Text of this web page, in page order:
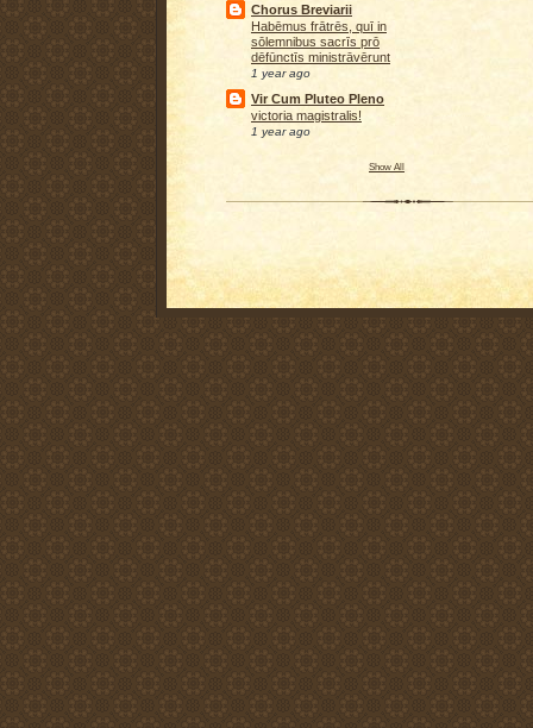
Chorus Breviarii
Habēmus frātrēs, quī in
sōlemnibus sacrīs prō
dēfūnctīs ministrāvērunt
1 year ago
Vir Cum Pluteo Pleno
victoria magistralis!
1 year ago
Show All